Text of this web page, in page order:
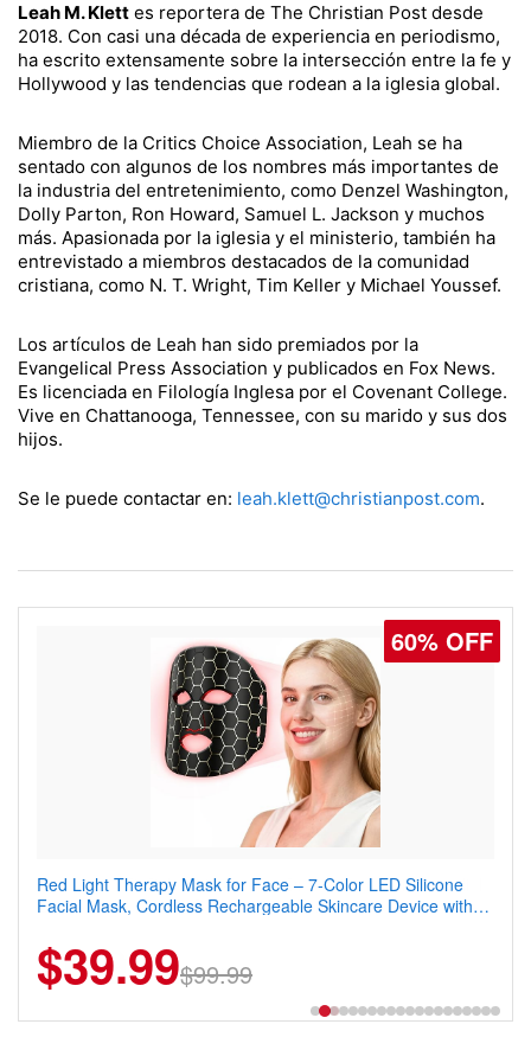
Leah M. Klett es reportera de The Christian Post desde
2018. Con casi una década de experiencia en periodismo,
ha escrito extensamente sobre la intersección entre la fe y
Hollywood y las tendencias que rodean a la iglesia global.
Miembro de la Critics Choice Association, Leah se ha
sentado con algunos de los nombres más importantes de
la industria del entretenimiento, como Denzel Washington,
Dolly Parton, Ron Howard, Samuel L. Jackson y muchos
más. Apasionada por la iglesia y el ministerio, también ha
entrevistado a miembros destacados de la comunidad
cristiana, como N. T. Wright, Tim Keller y Michael Youssef.
Los artículos de Leah han sido premiados por la
Evangelical Press Association y publicados en Fox News.
Es licenciada en Filología Inglesa por el Covenant College.
Vive en Chattanooga, Tennessee, con su marido y sus dos
hijos.
Se le puede contactar en: leah.klett@christianpost.com.
60% OFF
Red Light Therapy Mask for Face – 7-Color LED Silicone
Facial Mask, Cordless Rechargeable Skincare Device with
$39.99$99.99
77% OFF
Men's Slim Fit Polo Shirt – Quick Dry Moisture Wicking, High
Elasticity, Athletic Fit Polo for Golf, Tennis, Work & Casual
$6.99$29.99